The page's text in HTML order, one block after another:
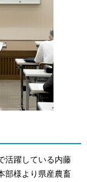
活躍している内藤
部様より県産農畜